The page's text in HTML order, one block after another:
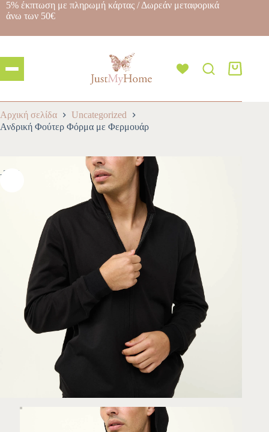
5% έκπτωση με πληρωμή κάρτας / Δωρεάν μεταφορικά
άνω των 50€
Αρχική σελίδα
Uncategorized
Ανδρική Φούτερ Φόρμα με Φερμουάρ
-30%